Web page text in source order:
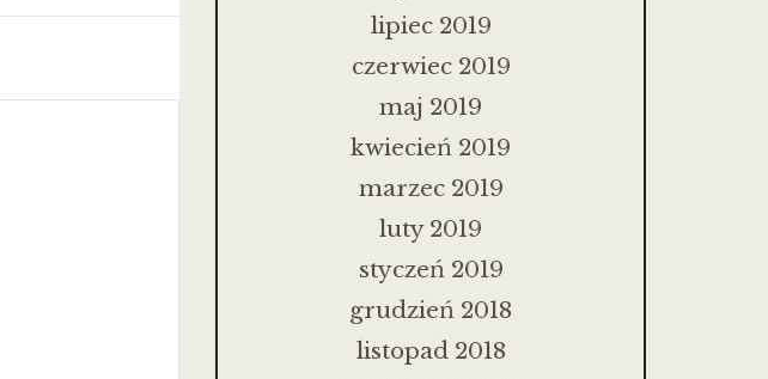
lipiec 2019
czerwiec 2019
maj 2019
kwiecień 2019
marzec 2019
luty 2019
styczeń 2019
grudzień 2018
listopad 2018